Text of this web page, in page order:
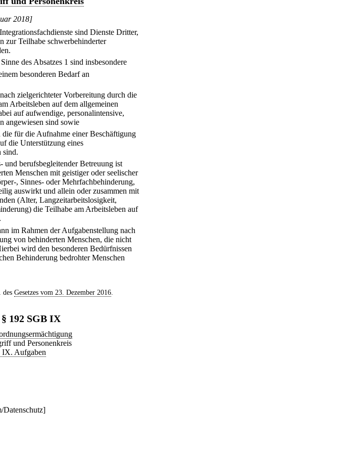
2018]
sind Dienste Dritter,
zur Teilhabe schwerbehinderter
des Absatzes 1 sind insbesondere
besonderen Bedarf an
zielgerichteter Vorbereitung durch die
Arbeitsleben auf dem allgemeinen
auf aufwendige, personalintensive,
angewiesen sind sowie
die für die Aufnahme einer Beschäftigung
die Unterstützung eines
sind.
und berufsbegleitender Betreuung ist
Menschen mit geistiger oder seelischer
, Sinnes- oder Mehrfachbehinderung,
auswirkt und allein oder zusammen mit
(Alter, Langzeitarbeitslosigkeit,
die Teilhabe am Arbeitsleben auf
im Rahmen der Aufgabenstellung nach
von behinderten Menschen, die nicht
wird den besonderen Bedürfnissen
Behinderung bedrohter Menschen
des Gesetzes vom 23. Dezember 2016.
192 SGB IX
und Personenkreis
IX. Aufgaben
Datenschutz]